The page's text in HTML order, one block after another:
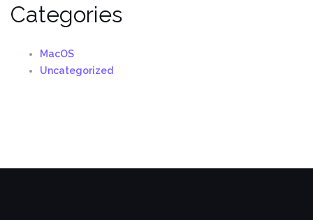
Categories
MacOS
Uncategorized